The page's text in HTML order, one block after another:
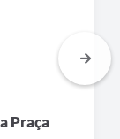
Praça